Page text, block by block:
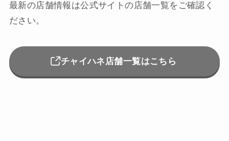
最新の店舗情報は公式サイトの店舗一覧をご確認く
ださい。
チャイハネ店舗一覧はこちら